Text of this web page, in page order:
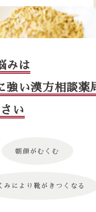
みは
強い漢方相談薬
い
朝顔がむくむ
みにより靴がきつくなる